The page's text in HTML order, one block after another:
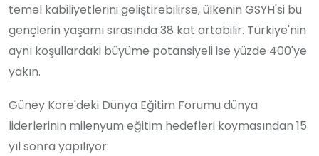
temel kabiliyetlerini geliştirebilirse, ülkenin GSYH'si bu
gençlerin yaşamı sırasında 38 kat artabilir. Türkiye'nin
aynı koşullardaki büyüme potansiyeli ise yüzde 400'ye
yakın.
Güney Kore'deki Dünya Eğitim Forumu dünya
liderlerinin milenyum eğitim hedefleri koymasından 15
yıl sonra yapılıyor.